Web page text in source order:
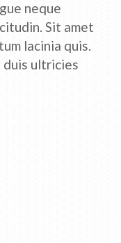
neque
Sit amet
lacinia quis.
duis ultricies